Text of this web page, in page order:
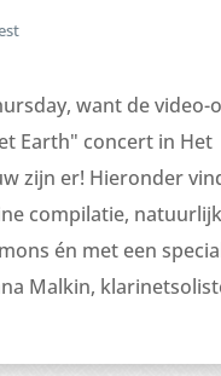
want de video-
Earth" concert in Het
zijn er! Hieronder
compilatie,
én met een
Malkin,